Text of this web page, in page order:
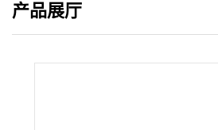
产品展厅